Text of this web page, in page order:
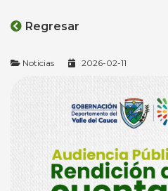
Regresar
Noticias 2026-02-11